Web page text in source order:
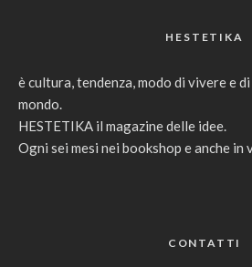
HESTETIKA
è cultura, tendenza, modo di vivere e
mondo.
HESTETIKA il magazine delle idee.
Ogni sei mesi nei bookshop e anche
CONTATTI